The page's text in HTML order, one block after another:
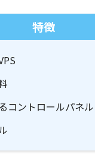
特徴
コントロールパネル